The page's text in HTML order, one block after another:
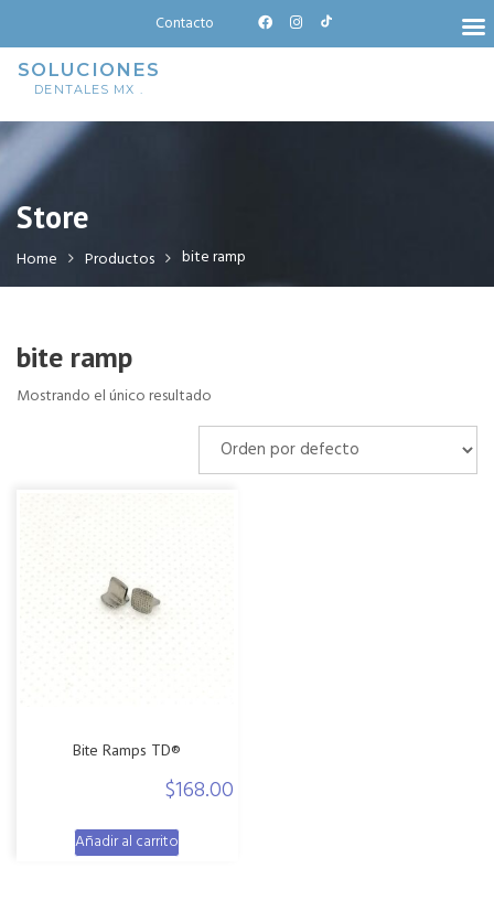
content
Contacto
SOLUCIONES
DENTALES MX .
Store
Home Productos bite ramp
bite ramp
Mostrando el único resultado
Bite Ramps TD®
$168.00
Añadir al carrito